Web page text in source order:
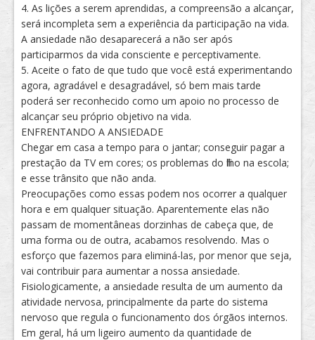
4. As lições a serem aprendidas, a compreensão a alcançar,
será incompleta sem a experiência da participação na vida.
A ansiedade não desaparecerá a não ser após
participarmos da vida consciente e perceptivamente.
5. Aceite o fato de que tudo que você está experimentando
agora, agradável e desagradável, só bem mais tarde
poderá ser reconhecido como um apoio no processo de
alcançar seu próprio objetivo na vida.
ENFRENTANDO A ANSIEDADE
Chegar em casa a tempo para o jantar; conseguir pagar a
prestação da TV em cores; os problemas do filho na escola;
e esse trânsito que não anda.
Preocupações como essas podem nos ocorrer a qualquer
hora e em qualquer situação. Aparentemente elas não
passam de momentâneas dorzinhas de cabeça que, de
uma forma ou de outra, acabamos resolvendo. Mas o
esforço que fazemos para eliminá-las, por menor que seja,
vai contribuir para aumentar a nossa ansiedade.
Fisiologicamente, a ansiedade resulta de um aumento da
atividade nervosa, principalmente da parte do sistema
nervoso que regula o funcionamento dos órgãos internos.
Em geral, há um ligeiro aumento da quantidade de